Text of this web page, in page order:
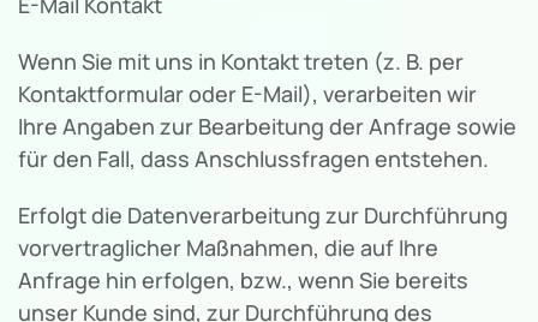
Wenn Sie mit uns in Kontakt treten (z. B. per
Kontaktformular oder E-Mail), verarbeiten wir
Ihre Angaben zur Bearbeitung der Anfrage sowie
für den Fall, dass Anschlussfragen entstehen.
Erfolgt die Datenverarbeitung zur Durchführung
vorvertraglicher Maßnahmen, die auf Ihre
Anfrage hin erfolgen, bzw., wenn Sie bereits
unser Kunde sind, zur Durchführung des